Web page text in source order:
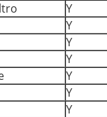
Y
Y
Y
Y
Y
Y
Y